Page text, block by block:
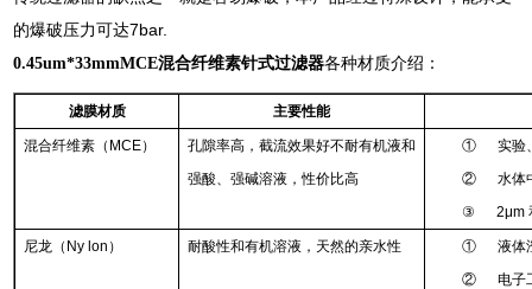
的爆破压力可达7bar.
0.45um*33mmMCE混合纤维素针式过滤器各种材质介绍：
滤膜材质 主要性能
混合纤维素（MCE）
孔隙率高，截流效果好不耐有机液和
强酸、强碱溶液，性价比高
① 实验、
② 水体中
③ 2μm 和
尼龙（Ny lon） 耐酸性和有机溶液，天然的亲水性
① 液体澄
② 电子工